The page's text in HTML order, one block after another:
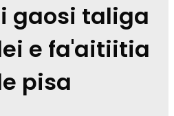
gaosi taliga
e fa'aitiitia
pisa